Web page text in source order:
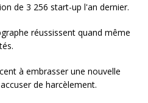
de 3 256 start-up l'an dernier.
réussissent quand même
à embrasser une nouvelle
de harcèlement.